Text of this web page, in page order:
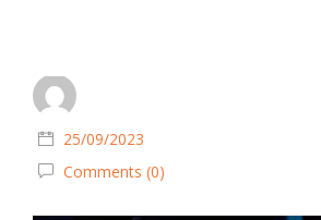
25/09/2023
Comments (0)